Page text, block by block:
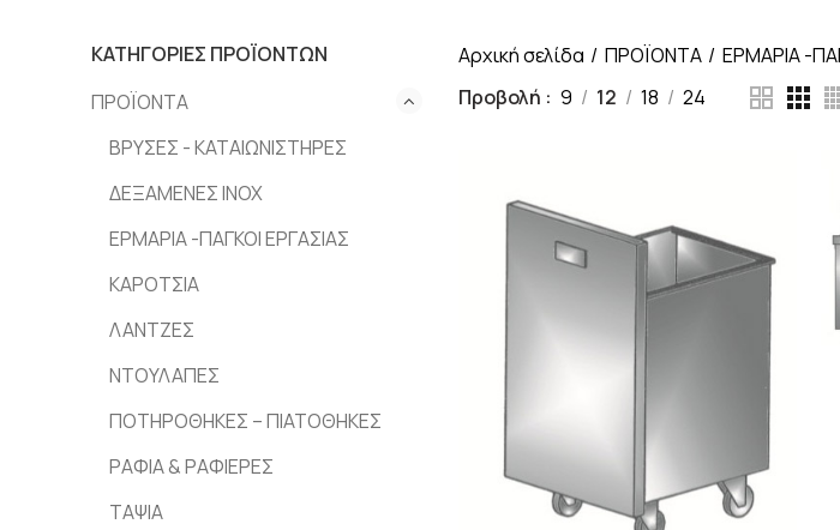
ΚΑΤΗΓΟΡΊΕΣ ΠΡΟΪΌΝΤΩΝ
ΠΡΟΪΟΝΤΑ
ΒΡΥΣΕΣ - ΚΑΤΑΙΩΝΙΣΤΗΡΕΣ
ΔΕΞΑΜΕΝΕΣ INOX
ΕΡΜΑΡΙΑ -ΠΑΓΚΟΙ ΕΡΓΑΣΙΑΣ
ΚΑΡΟΤΣΙΑ
ΛΑΝΤΖΕΣ
ΝΤΟΥΛΑΠΕΣ
ΠΟΤΗΡΟΘΗΚΕΣ – ΠΙΑΤΟΘΗΚΕΣ
ΡΑΦΙΑ & ΡΑΦΙΕΡΕΣ
ΤΑΨΙΑ
Αρχική σελίδα ΠΡΟΪΟΝΤΑ ΕΡΜΑΡΙΑ -
Προβολή
9 12 18 24